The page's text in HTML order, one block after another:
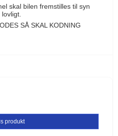
skal bilen fremstilles til syn
SÅ SKAL KODNING
produkt